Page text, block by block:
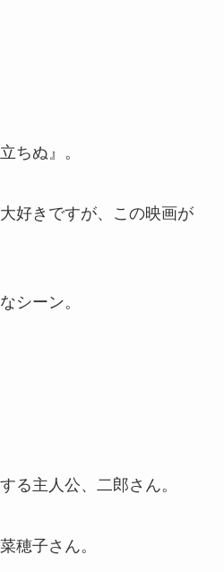
ちぬ』。
好きですが、この映画が
シーン。
る主人公、二郎さん。
穂子さん。